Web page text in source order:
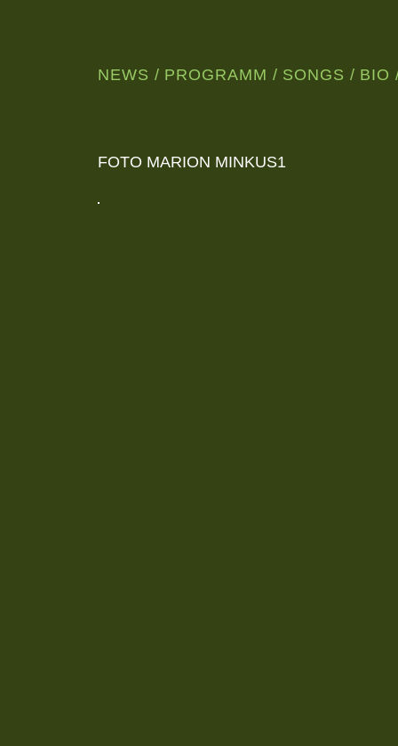
WUNDERSCHÖNE,
LEIPZIG
NEWS PROGRAMM SONGS BIO
FOTO MARION MINKUS1